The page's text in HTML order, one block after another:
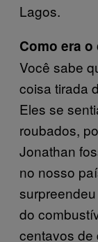
Lagos.
Como era
Você sabe
coisa tirada
Eles se
roubados,
Jonathan
no nosso
do
centavos de